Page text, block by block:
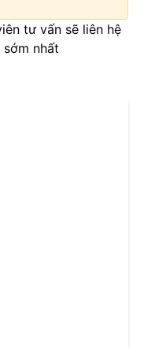
tư vấn sẽ liên hệ
nhất